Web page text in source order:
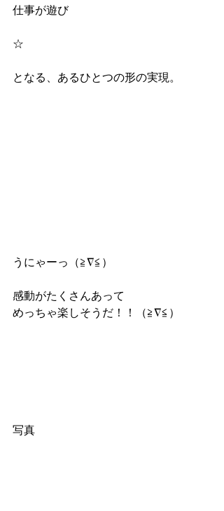
仕事が遊び
☆
となる、あるひとつの形の実現。
うにゃーっ（≧∇≦）
感動がたくさんあって
めっちゃ楽しそうだ！！（≧∇≦）
写真